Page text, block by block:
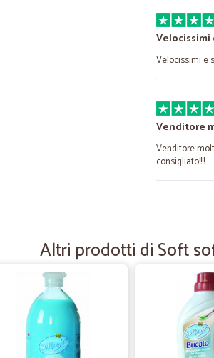
Velocissimi e
Venditore
Venditore
consigliato!!!!
Rapidi! Il
Servizio
Servizio
Altri prodotti di Soft